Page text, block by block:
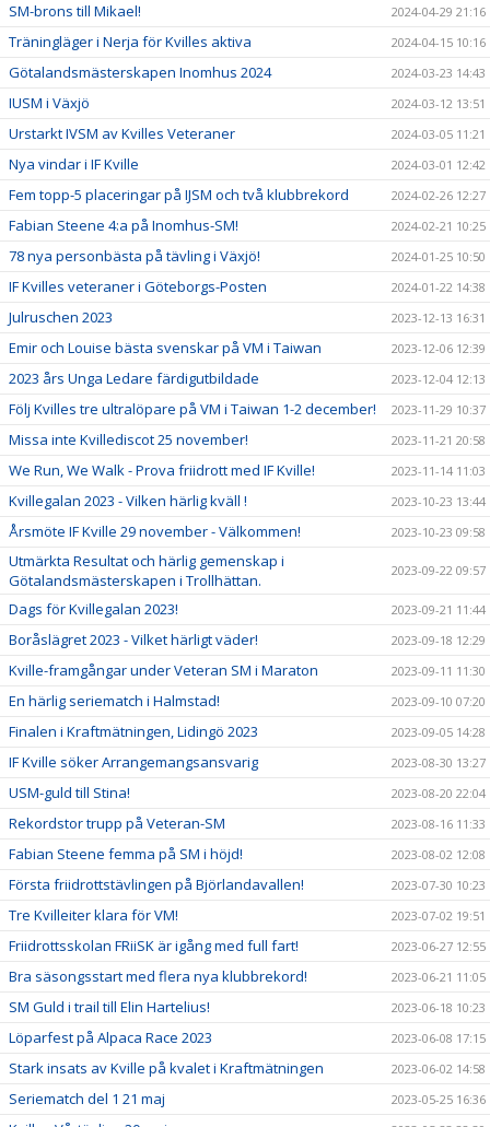
SM-brons till Mikael! 2024-04-29 21:16
Träningläger i Nerja för Kvilles aktiva 2024-04-15 10:16
Götalandsmästerskapen Inomhus 2024 2024-03-23 14:43
IUSM i Växjö 2024-03-12 13:51
Urstarkt IVSM av Kvilles Veteraner 2024-03-05 11:21
Nya vindar i IF Kville 2024-03-01 12:42
Fem topp-5 placeringar på IJSM och två klubbrekord 2024-02-26 12:27
Fabian Steene 4:a på Inomhus-SM! 2024-02-21 10:25
78 nya personbästa på tävling i Växjö! 2024-01-25 10:50
IF Kvilles veteraner i Göteborgs-Posten 2024-01-22 14:38
Julruschen 2023 2023-12-13 16:31
Emir och Louise bästa svenskar på VM i Taiwan 2023-12-06 12:39
2023 års Unga Ledare färdigutbildade 2023-12-04 12:13
Följ Kvilles tre ultralöpare på VM i Taiwan 1-2 december! 2023-11-29 10:37
Missa inte Kvillediscot 25 november! 2023-11-21 20:58
We Run, We Walk - Prova friidrott med IF Kville! 2023-11-14 11:03
Kvillegalan 2023 - Vilken härlig kväll ! 2023-10-23 13:44
Årsmöte IF Kville 29 november - Välkommen! 2023-10-23 09:58
Utmärkta Resultat och härlig gemenskap i
Götalandsmästerskapen i Trollhättan.
2023-09-22 09:57
Dags för Kvillegalan 2023! 2023-09-21 11:44
Boråslägret 2023 - Vilket härligt väder! 2023-09-18 12:29
Kville-framgångar under Veteran SM i Maraton 2023-09-11 11:30
En härlig seriematch i Halmstad! 2023-09-10 07:20
Finalen i Kraftmätningen, Lidingö 2023 2023-09-05 14:28
IF Kville söker Arrangemangsansvarig 2023-08-30 13:27
USM-guld till Stina! 2023-08-20 22:04
Rekordstor trupp på Veteran-SM 2023-08-16 11:33
Fabian Steene femma på SM i höjd! 2023-08-02 12:08
Första friidrottstävlingen på Björlandavallen! 2023-07-30 10:23
Tre Kvilleiter klara för VM! 2023-07-02 19:51
Friidrottsskolan FRiiSK är igång med full fart! 2023-06-27 12:55
Bra säsongsstart med flera nya klubbrekord! 2023-06-21 11:05
SM Guld i trail till Elin Hartelius! 2023-06-18 10:23
Löparfest på Alpaca Race 2023 2023-06-08 17:15
Stark insats av Kville på kvalet i Kraftmätningen 2023-06-02 14:58
Seriematch del 1 21 maj 2023-05-25 16:36